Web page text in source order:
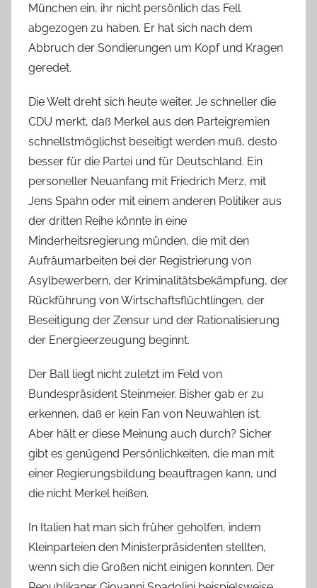
München ein, ihr nicht persönlich das Fell
abgezogen zu haben. Er hat sich nach dem
Abbruch der Sondierungen um Kopf und Kragen
geredet.
Die Welt dreht sich heute weiter. Je schneller die
CDU merkt, daß Merkel aus den Parteigremien
schnellstmöglichst beseitigt werden muß, desto
besser für die Partei und für Deutschland. Ein
personeller Neuanfang mit Friedrich Merz, mit
Jens Spahn oder mit einem anderen Politiker aus
der dritten Reihe könnte in eine
Minderheitsregierung münden, die mit den
Aufräumarbeiten bei der Registrierung von
Asylbewerbern, der Kriminalitätsbekämpfung, der
Rückführung von Wirtschaftsflüchtlingen, der
Beseitigung der Zensur und der Rationalisierung
der Energieerzeugung beginnt.
Der Ball liegt nicht zuletzt im Feld von
Bundespräsident Steinmeier. Bisher gab er zu
erkennen, daß er kein Fan von Neuwahlen ist.
Aber hält er diese Meinung auch durch? Sicher
gibt es genügend Persönlichkeiten, die man mit
einer Regierungsbildung beauftragen kann, und
die nicht Merkel heißen.
In Italien hat man sich früher geholfen, indem
Kleinparteien den Ministerpräsidenten stellten,
wenn sich die Großen nicht einigen konnten. Der